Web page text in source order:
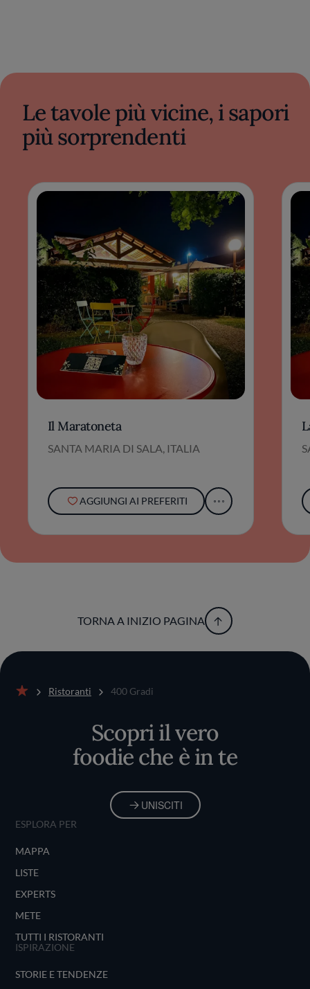
Le tavole più vicine, i sapori
più sorprendenti
Il Maratoneta
SANTA MARIA DI SALA, ITALIA
AGGIUNGI AI PREFERITI
TORNA A INIZIO PAGINA
Ristoranti 400 Gradi
Scopri il vero
foodie che è in te
UNISCITI
ESPLORA PER
MAPPA
LISTE
EXPERTS
METE
TUTTI I RISTORANTI
ISPIRAZIONE
STORIE E TENDENZE